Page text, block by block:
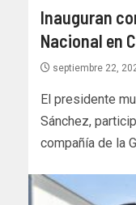
Inauguran
Nacional en
septiembre 22,
El presidente
Sánchez,
compañía de la